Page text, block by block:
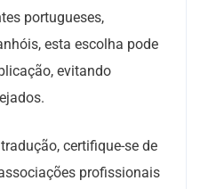
portugueses,
esta escolha pode
evitando
certifique-se de
profissionais